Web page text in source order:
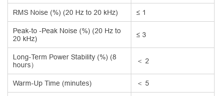
RMS Noise (%) (20 Hz to 20 kHz)
≤ 1
Peak-to -Peak Noise (%) (20 Hz to
20 kHz)
≤ 3
Long-Term Power Stability (%) (8
hours）
＜ 2
Warm-Up Time (minutes)
＜ 5